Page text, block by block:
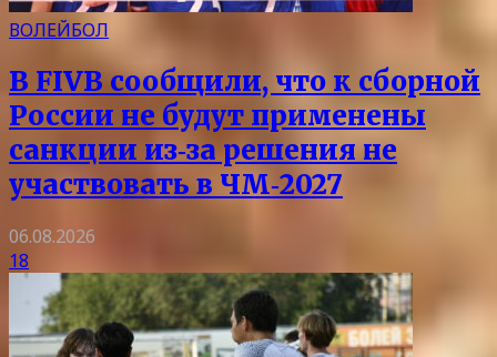
ВОЛЕЙБОЛ
В FIVB сообщили, что к сборной
России не будут применены
санкции из‑за решения не
участвовать в ЧМ‑2027
06.08.2026
18